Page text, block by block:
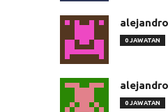
0 JAWATAN
0 JAWATAN